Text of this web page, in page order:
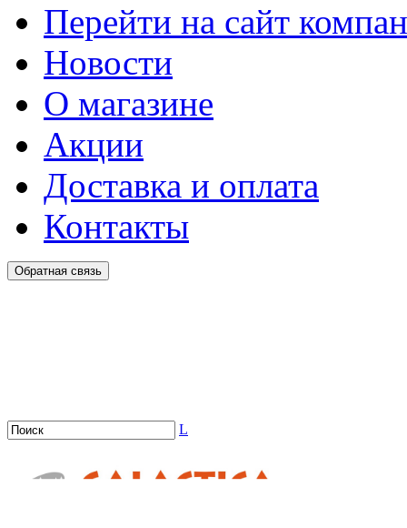
Перейти на сайт
Новости
О магазине
Акции
Доставка и оплата
Контакты
Обратная связь
L